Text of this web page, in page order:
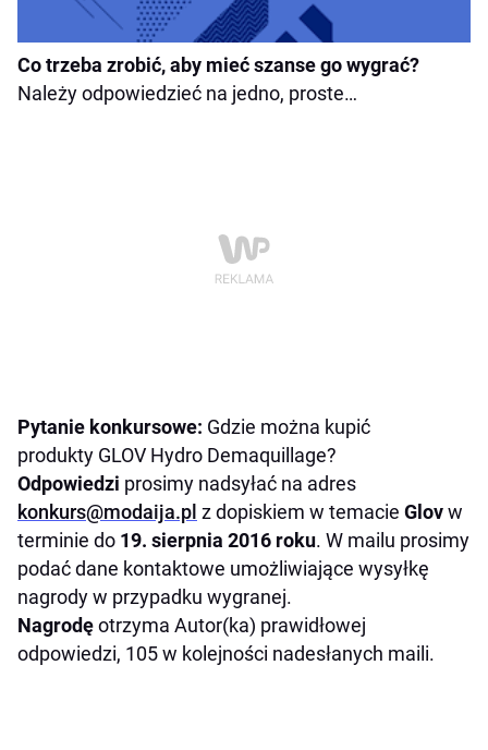
Co trzeba zrobić, aby mieć szanse go wygrać?
Należy odpowiedzieć na jedno, proste…
Pytanie konkursowe: Gdzie można kupić
produkty GLOV Hydro Demaquillage?
Odpowiedzi prosimy nadsyłać na adres
konkurs@modaija.pl z dopiskiem w temacie Glovw
terminie do 19. sierpnia 2016 roku. W mailu prosimy
podać dane kontaktowe umożliwiające wysyłkę
nagrody w przypadku wygranej.
Nagrodęotrzyma Autor(ka) prawidłowej
odpowiedzi, 105 w kolejności nadesłanych maili.